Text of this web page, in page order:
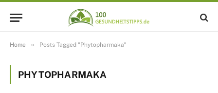
Home » Posts Tagged "Phytopharmaka"
PHYTOPHARMAKA